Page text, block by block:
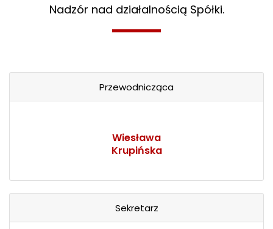
Nadzór nad działalnością Spółki.
Przewodnicząca
Wiesława
Krupińska
Sekretarz